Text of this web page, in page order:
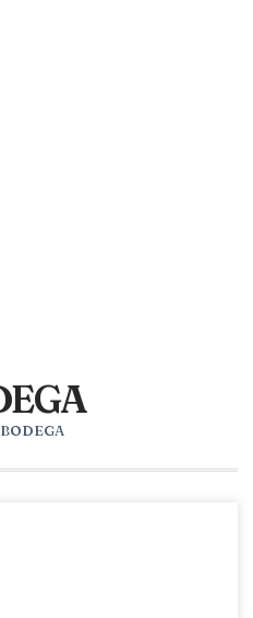
BODEGA